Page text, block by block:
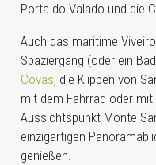
Porta do Valado und die
Auch das maritime
Spaziergang (oder ein
Covas, die Klippen von
mit dem Fahrrad oder
Aussichtspunkt Monte
einzigartigen
genießen.